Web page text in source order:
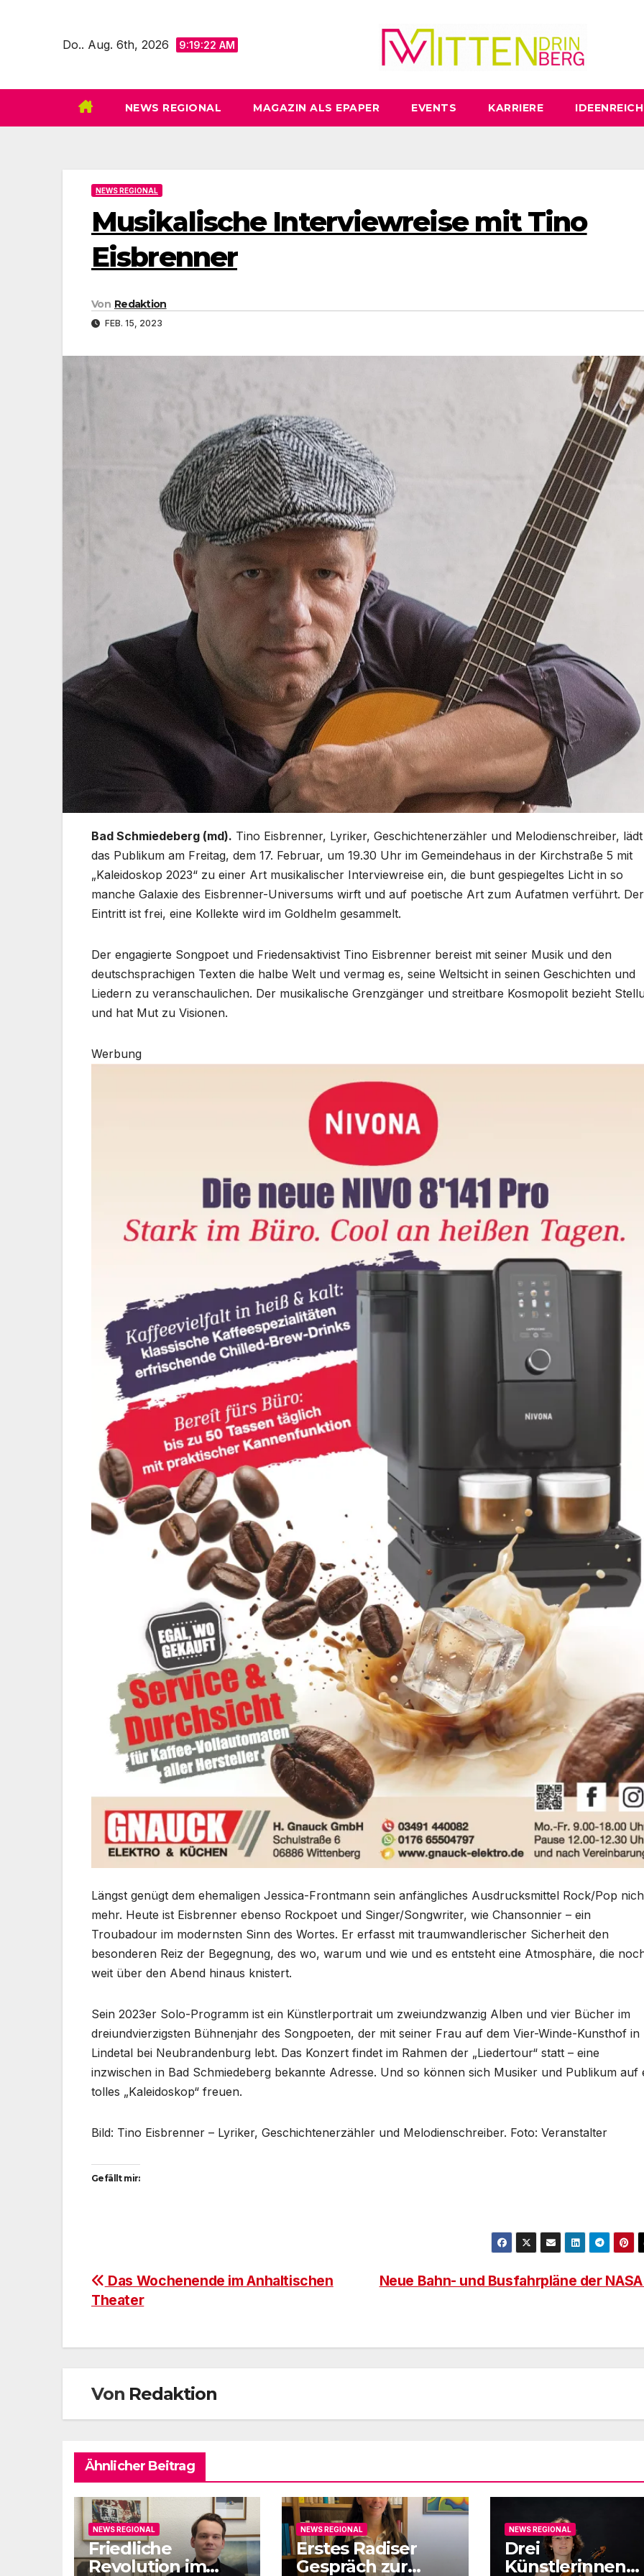
Do.. Aug. 6th, 2026 9:19:23 AM
NEWS REGIONAL MAGAZIN ALS EPAPER EVENTS KARRIERE IDEENREICH
NEWS REGIONAL
Musikalische Interviewreise mit Tino
Eisbrenner
Von Redaktion
FEB. 15, 2023
Bad Schmiedeberg (md). Tino Eisbrenner, Lyriker, Geschichtenerzähler und Melodienschreiber, lädt
das Publikum am Freitag, dem 17. Februar, um 19.30 Uhr im Gemeindehaus in der Kirchstraße 5 mit
„Kaleidoskop 2023“ zu einer Art musikalischer Interviewreise ein, die bunt gespiegeltes Licht in so
manche Galaxie des Eisbrenner-Universums wirft und auf poetische Art zum Aufatmen verführt. Der
Eintritt ist frei, eine Kollekte wird im Goldhelm gesammelt.
Der engagierte Songpoet und Friedensaktivist Tino Eisbrenner bereist mit seiner Musik und den
deutschsprachigen Texten die halbe Welt und vermag es, seine Weltsicht in seinen Geschichten und
Liedern zu veranschaulichen. Der musikalische Grenzgänger und streitbare Kosmopolit bezieht
und hat Mut zu Visionen.
Werbung
Längst genügt dem ehemaligen Jessica-Frontmann sein anfängliches Ausdrucksmittel Rock/Pop
mehr. Heute ist Eisbrenner ebenso Rockpoet und Singer/Songwriter, wie Chansonnier – ein
Troubadour im modernsten Sinn des Wortes. Er erfasst mit traumwandlerischer Sicherheit den
besonderen Reiz der Begegnung, des wo, warum und wie und es entsteht eine Atmosphäre, die
weit über den Abend hinaus knistert.
Sein 2023er Solo-Programm ist ein Künstlerportrait um zweiundzwanzig Alben und vier Bücher im
dreiundvierzigsten Bühnenjahr des Songpoeten, der mit seiner Frau auf dem Vier-Winde-Kunsthof in
Lindetal bei Neubrandenburg lebt. Das Konzert findet im Rahmen der „Liedertour“ statt – eine
inzwischen in Bad Schmiedeberg bekannte Adresse. Und so können sich Musiker und Publikum auf
tolles „Kaleidoskop“ freuen.
Bild: Tino Eisbrenner – Lyriker, Geschichtenerzähler und Melodienschreiber. Foto: Veranstalter
Gefällt mir:
Beitragsnavigation Neue Bahn- und Busfahrpläne der
Das Wochenende im Anhaltischen
Theater
Von Redaktion
Ähnlicher Beitrag
NEWS REGIONAL
Friedliche
Revolution im
NEWS REGIONAL
Erstes Radiser
Gespräch zur
NEWS REGIONAL
Drei
Künstlerinnen